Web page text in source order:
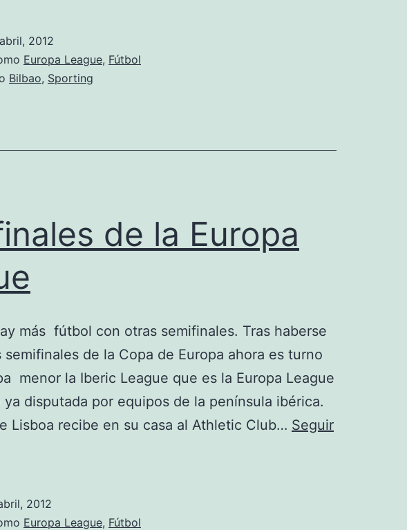
2012
Europa League, Fútbol
Bilbao, Sporting
de la Europa
más fútbol con otras semifinales. Tras haberse
semifinales de la Copa de Europa ahora es turno
menor la Iberic League que es la Europa League
disputada por equipos de la península ibérica.
Lisboa recibe en su casa al Athletic Club… Seguir
2012
Europa League, Fútbol